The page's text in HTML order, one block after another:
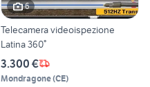
6
Telecamera videoispezione
Latina 360°
3.300 €
Mondragone(CE)